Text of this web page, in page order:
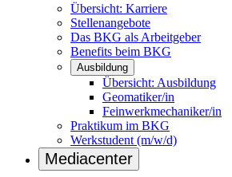
Übersicht: Karriere
Stellenangebote
Das BKG als Arbeitgeber
Benefits beim BKG
Ausbildung
Übersicht: Ausbildung
Geomatiker/in
Feinwerkmechaniker/in
Praktikum im BKG
Werkstudent (m/w/d)
Mediacenter